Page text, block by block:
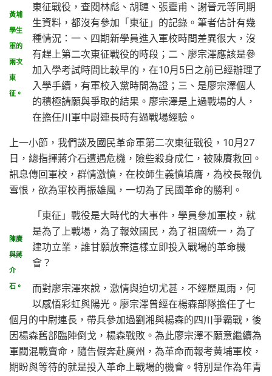
黃埔
學生
軍的
兩次
東
征。
東征戰役，查閱林彪、胡璉、張靈甫、謝晉元等同期
生資料，都沒有參加「東征」的記錄。筆者估計有幾
種情況：一、四期新學員進入軍校時間差異很大，沒
有趕上第二次東征戰役的時段；二、廖宗澤應該是參
加入學考試時間比較早的，在10月5日之前已經辦理了
入學手續，有軍校入黨時間為證；三、是廖宗澤個人
的積極請願與爭取的結果。廖宗澤是上過戰場的人，
在擔任川軍中尉連長時有過戰場經驗。
上一小節，我們談及國民革命軍第二次東征戰役，10月27
日，總指揮蔣介石遭遇危機，險些殺身成仁，被陳賡救回。
訊息傳回軍校，群情激憤，在校師生義憤填膺，為校長報仇
雪恨，欲為軍校再振雄風，一切為了民國革命的勝利。
陳賡
與蔣
介
石。
「東征」戰役是大時代的大事件，學員參加軍校，就
是為了上戰場，為了報效國民，為了祖國統一，為了
建功立業，誰甘願放棄這樣立即投入戰場的革命機
會？
而對廖宗澤來說，激情與迫切尤甚，不經歷風雨，何
以感悟彩虹與陽光。廖宗澤曾經在楊森部隊擔任了七
個月的中尉連長，帶兵參加過劉湘與楊森的四川爭霸戰，後
因楊森舊部臨陣倒戈，楊森戰敗。為此廖宗澤不願意繼續為
軍閥混戰賣命，隨告假奔赴廣州，為革命而報考黃埔軍校，
期盼與等待的就是投入革命上戰場的機會。特別是作為年青